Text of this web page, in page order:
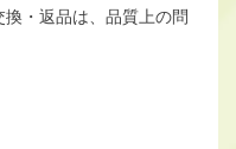
換・返品は、品質上の問